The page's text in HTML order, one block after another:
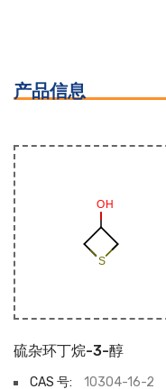
产品信息
硫杂环丁烷-3-醇
CAS 号: 10304-16-2